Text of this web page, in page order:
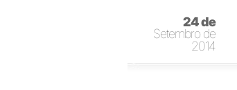
24 de
Setembro de
2014